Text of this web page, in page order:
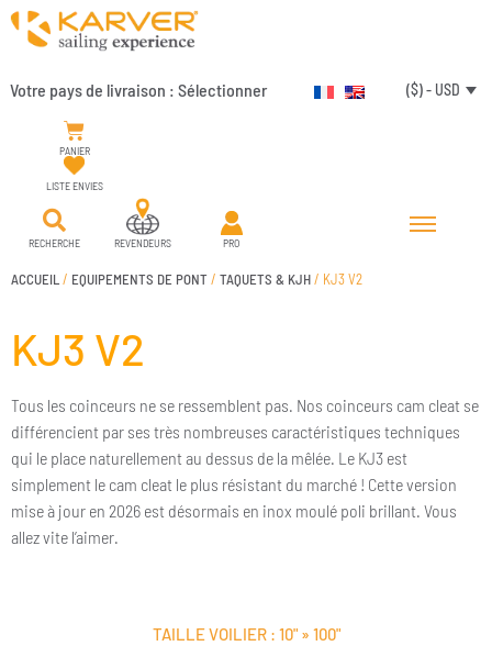
Votre pays de livraison : Sélectionner ($) - USD
PANIER
LISTE ENVIES
RECHERCHE REVENDEURS PRO
ACCUEIL / EQUIPEMENTS DE PONT/ TAQUETS & KJH/ KJ3 V2
KJ3 V2
Tous les coinceurs ne se ressemblent pas. Nos coinceurs cam cleat se
différencient par ses très nombreuses caractéristiques techniques
qui le place naturellement au dessus de la mêlée. Le KJ3 est
simplement le cam cleat le plus résistant du marché ! Cette version
mise à jour en 2026 est désormais en inox moulé poli brillant. Vous
allez vite l’aimer.
TAILLE VOILIER : 10"» 100"